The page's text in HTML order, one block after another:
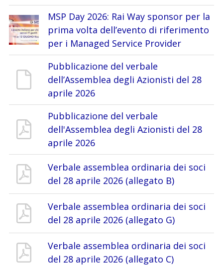
MSP Day 2026: Rai Way sponsor per la
prima volta dell’evento di riferimento
per i Managed Service Provider
Pubblicazione del verbale
dell’Assemblea degli Azionisti del 28
aprile 2026
Pubblicazione del verbale
dell'Assemblea degli Azionisti del 28
aprile 2026
Verbale assemblea ordinaria dei soci
del 28 aprile 2026 (allegato B)
Verbale assemblea ordinaria dei soci
del 28 aprile 2026 (allegato G)
Verbale assemblea ordinaria dei soci
del 28 aprile 2026 (allegato C)